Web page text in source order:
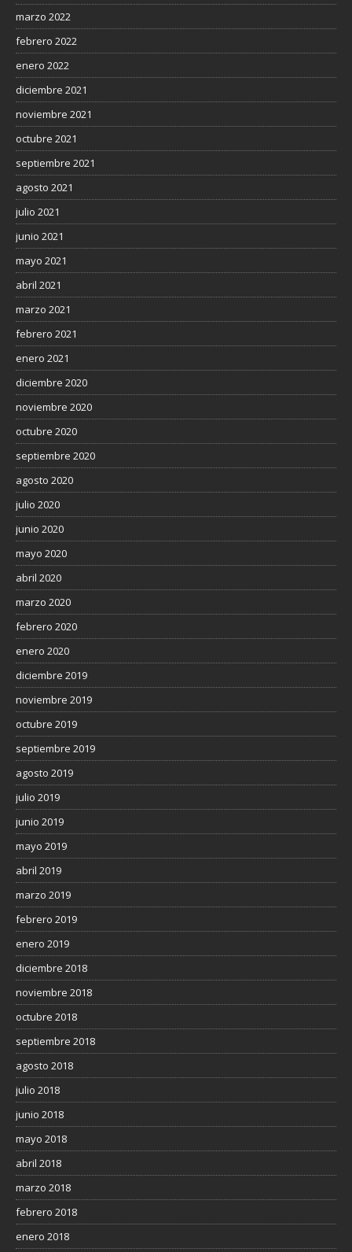
marzo 2022
febrero 2022
enero 2022
diciembre 2021
noviembre 2021
octubre 2021
septiembre 2021
agosto 2021
julio 2021
junio 2021
mayo 2021
abril 2021
marzo 2021
febrero 2021
enero 2021
diciembre 2020
noviembre 2020
octubre 2020
septiembre 2020
agosto 2020
julio 2020
junio 2020
mayo 2020
abril 2020
marzo 2020
febrero 2020
enero 2020
diciembre 2019
noviembre 2019
octubre 2019
septiembre 2019
agosto 2019
julio 2019
junio 2019
mayo 2019
abril 2019
marzo 2019
febrero 2019
enero 2019
diciembre 2018
noviembre 2018
octubre 2018
septiembre 2018
agosto 2018
julio 2018
junio 2018
mayo 2018
abril 2018
marzo 2018
febrero 2018
enero 2018